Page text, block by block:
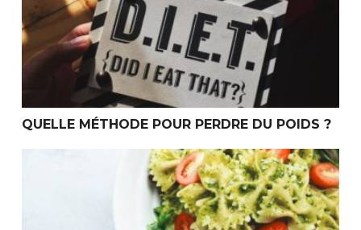
QUELLE MÉTHODE POUR PERDRE DU POIDS ?
J’ai perdu 6kg, je te dévoile mon secret !